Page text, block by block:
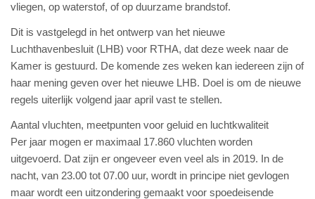
vliegen, op waterstof, of op duurzame brandstof.
Dit is vastgelegd in het ontwerp van het nieuwe
Luchthavenbesluit (LHB) voor RTHA, dat deze week naar de
Kamer is gestuurd. De komende zes weken kan iedereen zijn of
haar mening geven over het nieuwe LHB. Doel is om de nieuwe
regels uiterlijk volgend jaar april vast te stellen.
Aantal vluchten, meetpunten voor geluid en luchtkwaliteit
Per jaar mogen er maximaal 17.860 vluchten worden
uitgevoerd. Dat zijn er ongeveer even veel als in 2019. In de
nacht, van 23.00 tot 07.00 uur, wordt in principe niet gevlogen
maar wordt een uitzondering gemaakt voor spoedeisende